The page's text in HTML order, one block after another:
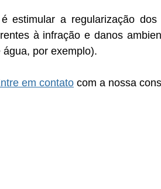
estimular a regularização
à infração e danos
água, por exemplo).
em contato com a nossa